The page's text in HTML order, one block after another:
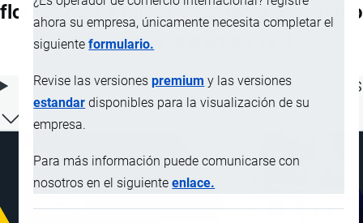
ahora su empresa, únicamente necesita completar el
siguienteformulario.
Revise las versionespremium y las versiones
estandar disponibles para la visualización de su
empresa.
Para más información puede comunicarse con
nosotros en el siguienteenlace.
flor; plantas y raíces de achicoria, excepto
las raíces de la partida 12.12
ÍNDICE DE CONTENIDOS